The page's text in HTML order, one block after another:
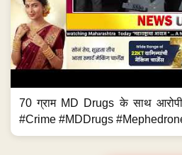
70 ग्राम MD Drugs के साथ
#Crime #MDDrugs